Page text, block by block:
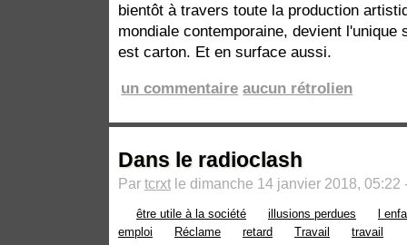
bientôt à travers toute la production
mondiale contemporaine, devient l'unique
est carton. Et en surface aussi.
un commentaire aucun rétrolien
Dans le radioclash
Par tcrxt le dimanche 14 janvier 2018, 05:22
être utile à la société illusions perdues
l
emploi
Réclame retard Travail travail